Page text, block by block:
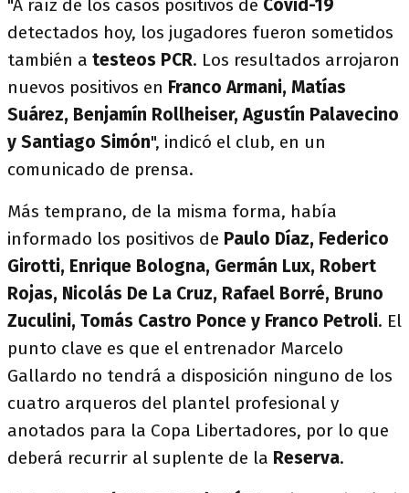
"A raíz de los casos positivos de Covid-19
detectados hoy, los jugadores fueron sometidos
también a testeos PCR. Los resultados arrojaron
nuevos positivos en Franco Armani, Matías
Suárez, Benjamín Rollheiser, Agustín Palavecino
y Santiago Simón", indicó el club, en un
comunicado de prensa.
Más temprano, de la misma forma, había
informado los positivos de Paulo Díaz, Federico
Girotti, Enrique Bologna, Germán Lux, Robert
Rojas, Nicolás De La Cruz, Rafael Borré, Bruno
Zuculini, Tomás Castro Ponce y Franco Petroli. El
punto clave es que el entrenador Marcelo
Gallardo no tendrá a disposición ninguno de los
cuatro arqueros del plantel profesional y
anotados para la Copa Libertadores, por lo que
deberá recurrir al suplente de la Reserva.